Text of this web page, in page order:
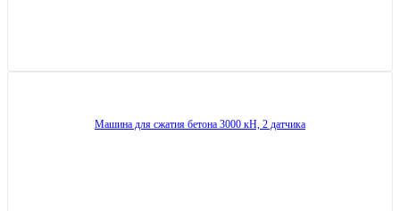
Машина для сжатия бетона 3000 кН, 2 датчика